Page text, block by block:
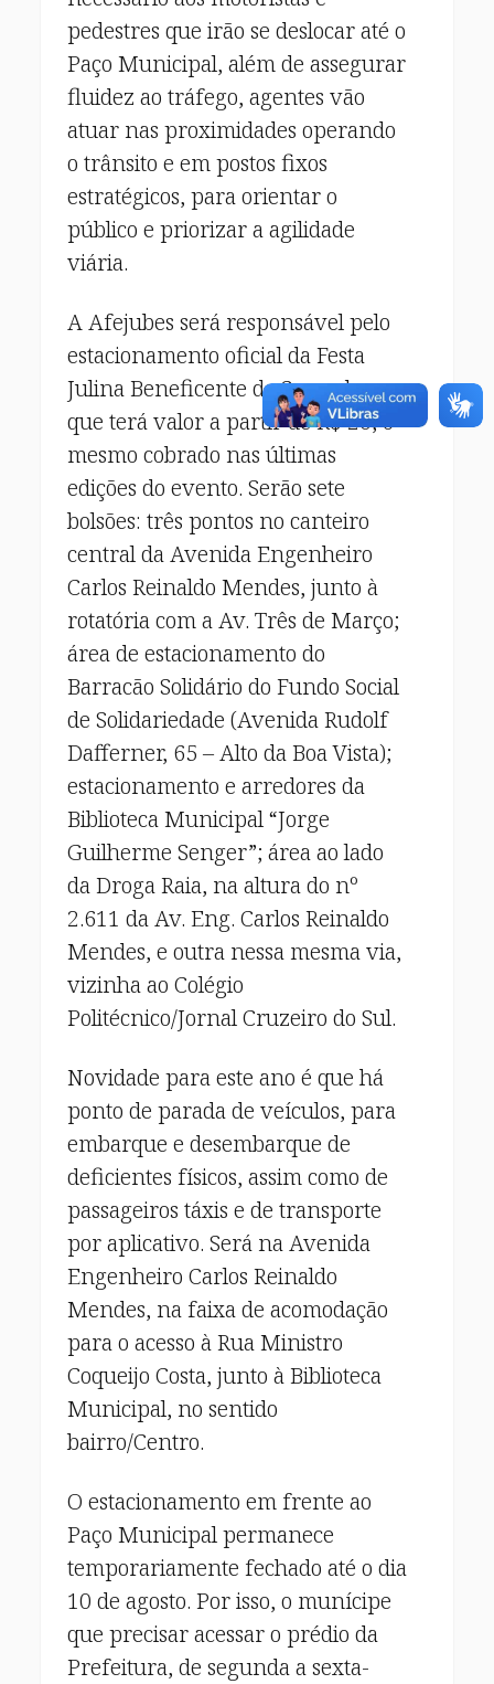
pedestres que irão se deslocar até o
Paço Municipal, além de assegurar
fluidez ao tráfego, agentes vão
atuar nas proximidades operando
o trânsito e em postos fixos
estratégicos, para orientar o
público e priorizar a agilidade
viária.
A Afejubes será responsável pelo
estacionamento oficial da Festa
Julina Beneficente de Sorocaba,
que terá valor a partir de R$ 20, o
mesmo cobrado nas últimas
edições do evento. Serão sete
bolsões: três pontos no canteiro
central da Avenida Engenheiro
Carlos Reinaldo Mendes, junto à
rotatória com a Av. Três de Março;
área de estacionamento do
Barracão Solidário do Fundo Social
de Solidariedade (Avenida Rudolf
Dafferner, 65 – Alto da Boa Vista);
estacionamento e arredores da
Biblioteca Municipal “Jorge
Guilherme Senger”; área ao lado
da Droga Raia, na altura do nº
2.611 da Av. Eng. Carlos Reinaldo
Mendes, e outra nessa mesma via,
vizinha ao Colégio
Politécnico/Jornal Cruzeiro do Sul.
Novidade para este ano é que há
ponto de parada de veículos, para
embarque e desembarque de
deficientes físicos, assim como de
passageiros táxis e de transporte
por aplicativo. Será na Avenida
Engenheiro Carlos Reinaldo
Mendes, na faixa de acomodação
para o acesso à Rua Ministro
Coqueijo Costa, junto à Biblioteca
Municipal, no sentido
bairro/Centro.
O estacionamento em frente ao
Paço Municipal permanece
temporariamente fechado até o dia
10 de agosto. Por isso, o munícipe
que precisar acessar o prédio da
Prefeitura, de segunda a sexta-